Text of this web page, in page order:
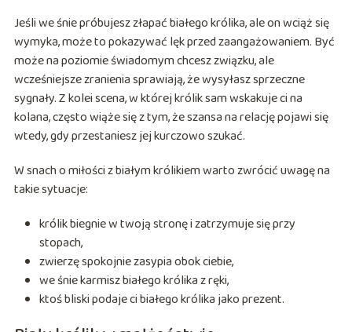
Jeśli we śnie próbujesz złapać białego królika, ale on wciąż się
wymyka, może to pokazywać lęk przed zaangażowaniem. Być
może na poziomie świadomym chcesz związku, ale
wcześniejsze zranienia sprawiają, że wysyłasz sprzeczne
sygnały. Z kolei scena, w której królik sam wskakuje ci na
kolana, często wiąże się z tym, że szansa na relację pojawi się
wtedy, gdy przestaniesz jej kurczowo szukać.
W snach o miłości z białym królikiem warto zwrócić uwagę na
takie sytuacje:
królik biegnie w twoją stronę i zatrzymuje się przy
stopach,
zwierzę spokojnie zasypia obok ciebie,
we śnie karmisz białego królika z ręki,
ktoś bliski podaje ci białego królika jako prezent.